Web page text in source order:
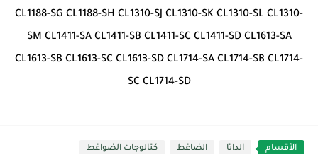
CL1188-SG CL1188-SH CL1310-SJ CL1310-SK CL1310-SL CL1310-
SM CL1411-SA CL1411-SB CL1411-SC CL1411-SD CL1613-SA
CL1613-SB CL1613-SC CL1613-SD CL1714-SA CL1714-SB CL1714-
SC CL1714-SD
الأقسام الداتا الضاغط كتالوجات الضواغط